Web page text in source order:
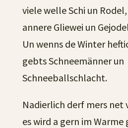
viele welle Schi un Rodel,
annere Gliewei un
Un wenns de Winter
gebts Schneemänner un
Schneeballschlacht.
Nadierlich derf mers net
es wird a gern im Warme